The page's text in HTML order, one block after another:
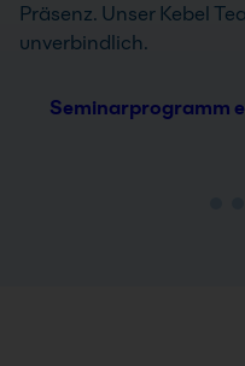
Präsenz. Unser Kebel
unverbindlich.
Seminarprogramm